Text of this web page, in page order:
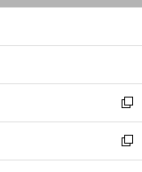
ン
ウ
開
く
新
し
い
ウ
新
し